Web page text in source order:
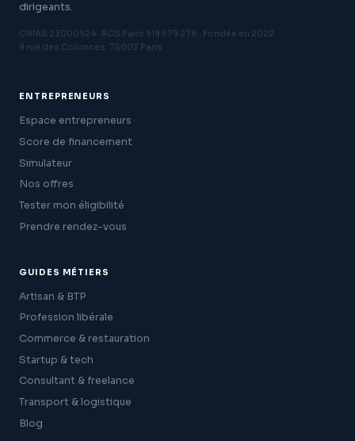
dirigeants.
ORIAS 23000924 · RCS Paris 919 579 276 · Fondée en 2022
9 rue des Colonnes, 75002 Paris
ENTREPRENEURS
Espace entrepreneurs
Score de financement
Simulateur
Nos offres
Tester mon éligibilité
Prendre rendez-vous
GUIDES MÉTIERS
Artisan & BTP
Profession libérale
Commerce & restauration
Startup & tech
Consultant & freelance
Transport & logistique
Blog